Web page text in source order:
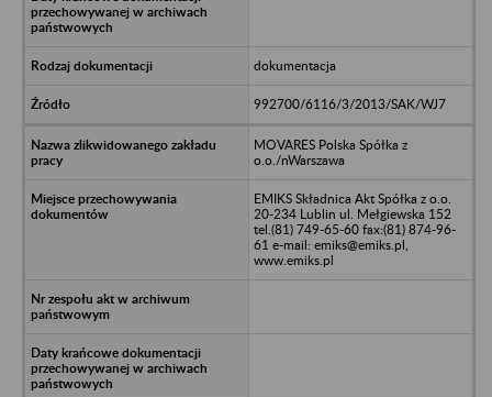
dokumentacja
992700/6116/3/2013/SAK/WJ7
MOVARES Polska Spółka z
o.o./nWarszawa
EMIKS Składnica Akt Spółka z o.o.
20-234 Lublin ul. Mełgiewska 152
tel.(81) 749-65-60 fax:(81) 874-96-
61 e-mail: emiks@emiks.pl,
www.emiks.pl